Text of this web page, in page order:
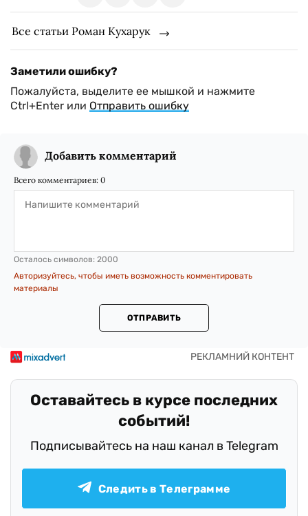
Все статьи Роман Кухарук
Заметили ошибку?
Пожалуйста, выделите ее мышкой и нажмите
Ctrl+Enter или Отправить ошибку
Добавить комментарий
Всего комментариев: 0
Осталось символов: 2000
Авторизуйтесь, чтобы иметь возможность комментировать
материалы
ОТПРАВИТЬ
Оставайтесь в курсе последних
событий!
Подписывайтесь на наш канал в Telegram
Следить в Телеграмме